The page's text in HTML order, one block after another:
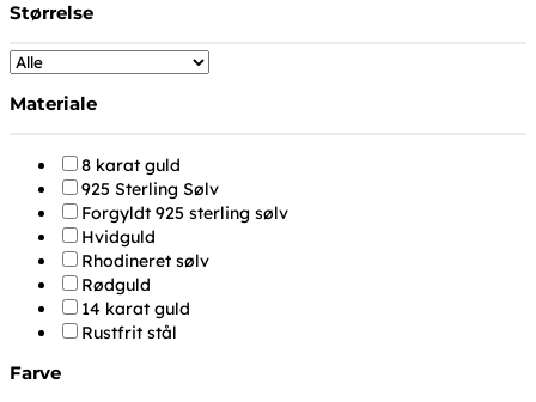
Størrelse
Materiale
8 karat guld
925 Sterling Sølv
Forgyldt 925 sterling sølv
Hvidguld
Rhodineret sølv
Rødguld
14 karat guld
Rustfrit stål
Farve